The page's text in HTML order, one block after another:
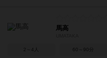
馬高
2～4人 60～90分